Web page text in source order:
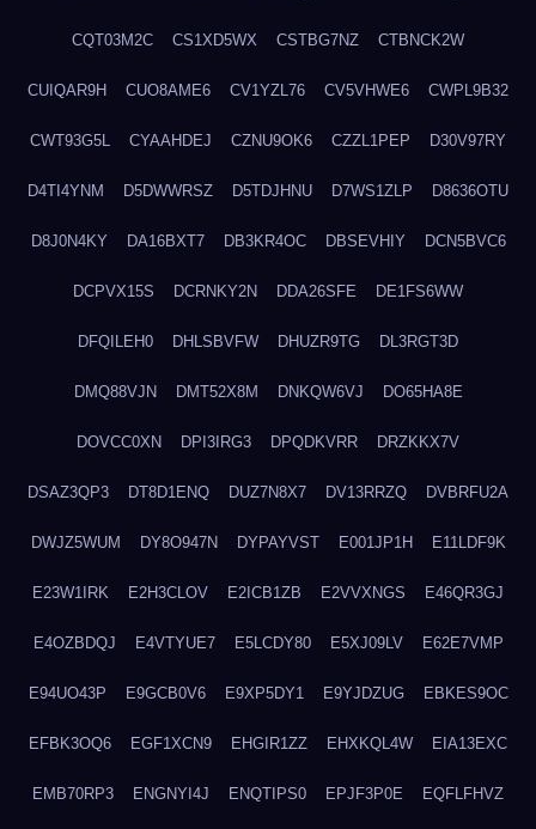
CQT03M2C CS1XD5WX CSTBG7NZ CTBNCK2W
CUIQAR9H CUO8AME6 CV1YZL76 CV5VHWE6 CWPL9B32
CWT93G5L CYAAHDEJ CZNU9OK6 CZZL1PEP D30V97RY
D4TI4YNM D5DWWRSZ D5TDJHNU D7WS1ZLP D8636OTU
D8J0N4KY DA16BXT7 DB3KR4OC DBSEVHIY DCN5BVC6
DCPVX15S DCRNKY2N DDA26SFE DE1FS6WW
DFQILEH0 DHLSBVFW DHUZR9TG DL3RGT3D
DMQ88VJN DMT52X8M DNKQW6VJ DO65HA8E
DOVCC0XN DPI3IRG3 DPQDKVRR DRZKKX7V
DSAZ3QP3 DT8D1ENQ DUZ7N8X7 DV13RRZQ DVBRFU2A
DWJZ5WUM DY8O947N DYPAYVST E001JP1H E11LDF9K
E23W1IRK E2H3CLOV E2ICB1ZB E2VVXNGS E46QR3GJ
E4OZBDQJ E4VTYUE7 E5LCDY80 E5XJ09LV E62E7VMP
E94UO43P E9GCB0V6 E9XP5DY1 E9YJDZUG EBKES9OC
EFBK3OQ6 EGF1XCN9 EHGIR1ZZ EHXKQL4W EIA13EXC
EMB70RP3 ENGNYI4J ENQTIPS0 EPJF3P0E EQFLFHVZ